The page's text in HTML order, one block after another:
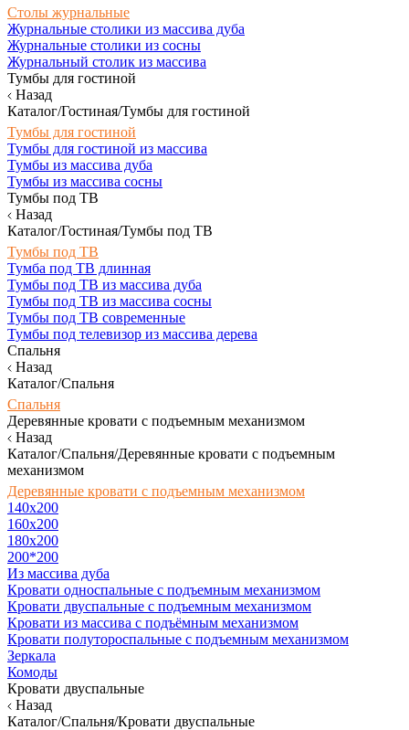
Столы журнальные
Журнальные столики из массива дуба
Журнальные столики из сосны
Журнальный столик из массива
Тумбы для гостиной
Назад
Каталог/Гостиная/Тумбы для гостиной
Тумбы для гостиной
Тумбы для гостиной из массива
Тумбы из массива дуба
Тумбы из массива сосны
Тумбы под ТВ
Назад
Каталог/Гостиная/Тумбы под ТВ
Тумбы под ТВ
Тумба под ТВ длинная
Тумбы под ТВ из массива дуба
Тумбы под ТВ из массива сосны
Тумбы под ТВ современные
Тумбы под телевизор из массива дерева
Спальня
Назад
Каталог/Спальня
Спальня
Деревянные кровати с подъемным механизмом
Назад
Каталог/Спальня/Деревянные кровати с подъемным
механизмом
Деревянные кровати с подъемным механизмом
140x200
160х200
180х200
200*200
Из массива дуба
Кровати односпальные с подъемным механизмом
Кровати двуспальные с подъемным механизмом
Кровати из массива с подъёмным механизмом
Кровати полутороспальные с подъемным механизмом
Зеркала
Комоды
Кровати двуспальные
Назад
Каталог/Спальня/Кровати двуспальные